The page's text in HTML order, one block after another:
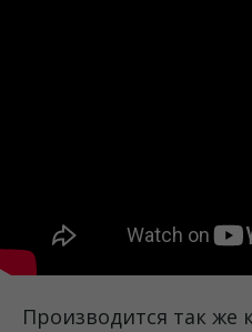
Производится так же